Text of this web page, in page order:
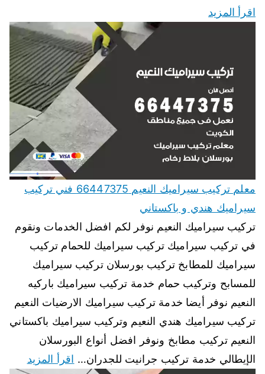
اقرأ المزيد
معلم تركيب سيراميك النعيم 66447375 فني تركيب
سيراميك هندي و باكستاني
تركيب سيراميك النعيم نوفر لكم افضل الخدمات ونقوم
في تركيب سيراميك تركيب سيراميك للحمام تركيب
سيراميك للمطابخ تركيب بورسلان تركيب سيراميك
للمسابح وتركيب حمام خدمة تركيب سيراميك باركيه
النعيم نوفر أيضا خدمة تركيب سيراميك الارضيات النعيم
تركيب سيراميك هندي النعيم وتركيب سيراميك باكستاني
النعيم تركيب مطابخ ونوفر افضل أنواع البورسلان
الإيطالي خدمة تركيب جرانيت للجدران… اقرأ المزيد